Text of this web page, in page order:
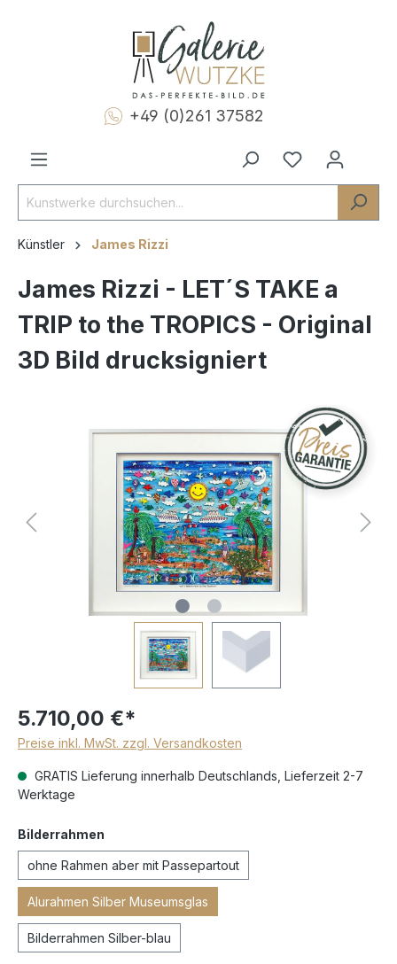
+49 (0)261 37582
Künstler James Rizzi
James Rizzi - LET´S TAKE a
TRIP to the TROPICS - Original
3D Bild drucksigniert
5.710,00 €*
Preise inkl. MwSt. zzgl. Versandkosten
GRATIS Lieferung innerhalb Deutschlands, Lieferzeit 2-7
Werktage
Bilderrahmen
ohne Rahmen aber mit Passepartout
Alurahmen Silber Museumsglas
Bilderrahmen Silber-blau